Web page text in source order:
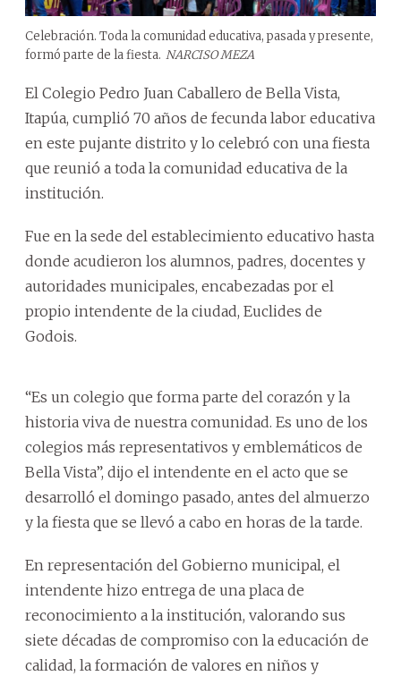
Celebración. Toda la comunidad educativa, pasada y presente,
formó parte de la fiesta. NARCISO MEZA
El Colegio Pedro Juan Caballero de Bella Vista,
Itapúa, cumplió 70 años de fecunda labor educativa
en este pujante distrito y lo celebró con una fiesta
que reunió a toda la comunidad educativa de la
institución.
Fue en la sede del establecimiento educativo hasta
donde acudieron los alumnos, padres, docentes y
autoridades municipales, encabezadas por el
propio intendente de la ciudad, Euclides de
Godois.
“Es un colegio que forma parte del corazón y la
historia viva de nuestra comunidad. Es uno de los
colegios más representativos y emblemáticos de
Bella Vista”, dijo el intendente en el acto que se
desarrolló el domingo pasado, antes del almuerzo
y la fiesta que se llevó a cabo en horas de la tarde.
En representación del Gobierno municipal, el
intendente hizo entrega de una placa de
reconocimiento a la institución, valorando sus
siete décadas de compromiso con la educación de
calidad, la formación de valores en niños y